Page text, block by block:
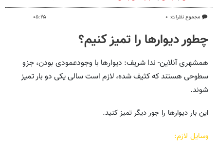
مجموع نظرات: ۰ ۰۵:۲۵
چطور دیوارها را تمیز کنیم؟
همشهری آنلاین- ندا شریف: دیوارها با وجودعمودی بودن، جزو
سطوحی هستند که کثیف شده، لازم است سالی یکی دو بار تمیز
شوند.
این بار دیوارها را جور دیگر تمیز کنید.
وسایل لازم: